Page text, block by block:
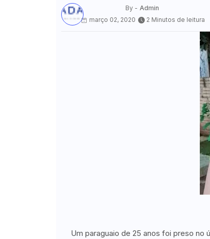
By - Admin
março 02, 2020
2 Minutos de leitura
Um paraguaio de 25 anos foi preso no